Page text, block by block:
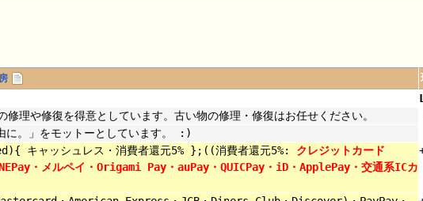
理や修復を得意としています。古い物の修理・修復はお任せください。
に。」をモットーとしています。 :)
キャッシュレス・消費者還元5% };((消費者還元5%: クレジットカード
・メルペイ・Origami Pay・auPay・QUICPay・iD・ApplePay・交通系ICカ